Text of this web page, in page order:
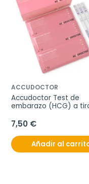
ACCUDOCTOR
Accudoctor Test de
embarazo (HCG) a
7,50 €
Añadir al